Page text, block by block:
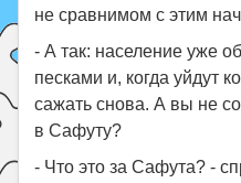
не сравнимом с этим
- А так: население уже
песками и, когда уйдут
сажать снова. А вы не
в Сафуту?
- Что это за Сафута? -